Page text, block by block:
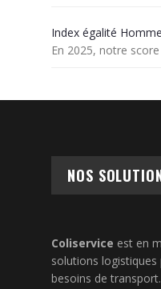
Index égalité
En 2025, notre
NOS
Coliservice est en
solutions logistiques
besoins de transport.